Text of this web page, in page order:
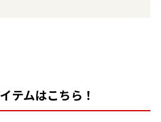
テムはこちら！